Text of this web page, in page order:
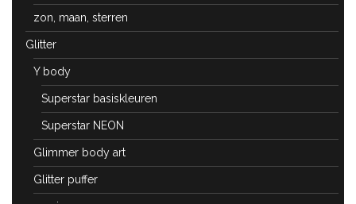
zon, maan, sterren
Glitter
Y body
Superstar basiskleuren
Superstar NEON
Glimmer body art
Glitter puffer